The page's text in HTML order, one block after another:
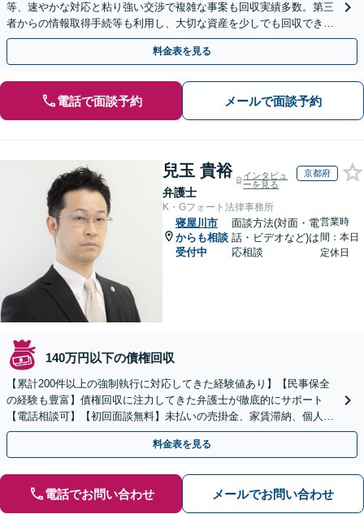
等、速やかな対応と粘り強い交渉で複雑な事案も回収実績多数。第三
者からの情報取得手続等も利用し、大切な資産を少しでも回収できる
よう尽力します【フリーランス・個人事業主のご相談も対応】
料金表を見る
電話で面談予約 メールで面談予約
兒玉 貴裕
弁護士
インタビュ
ーを見る
京都府
K・Gフォート法律事務所
寝屋川市
からも相談
受付中
面談方法(対面・電
話・ビデオなど)は
応相談
営業時
間：本日
定休日
140万円以下の債権回収
【累計200件以上の強制執行に対応してきた経験値あり】【民事保全
の経験も豊富】債権回収に注力してきた弁護士が徹底的にサポート
【電話相談可】【初回面談無料】未払いの売掛金、家賃滞納、個人間
のお金の貸し借りなど【関西エリア対応】
料金表を見る
電話でお問い合わせ メールでお問い合わせ